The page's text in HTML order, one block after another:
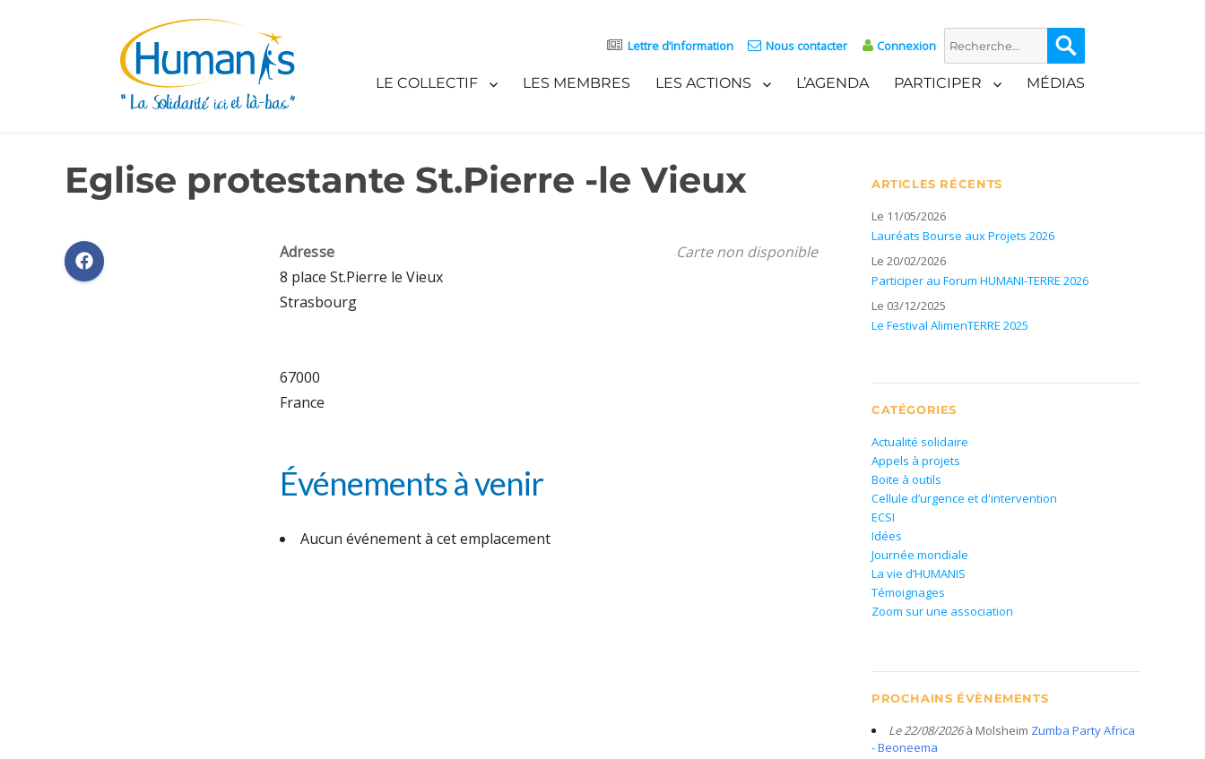
Lettre d’information Nous contacter Connexion
Recherche
pour :
LE COLLECTIF LES MEMBRES LES ACTIONS L’AGENDA PARTICIPER MÉDIAS
Eglise protestante St.Pierre -le Vieux
Carte non disponible
Adresse
8 place St.Pierre le Vieux
Strasbourg
67000
France
Événements à venir
Aucun événement à cet emplacement
ARTICLES RÉCENTS
Le 11/05/2026
Lauréats Bourse aux Projets 2026
Le 20/02/2026
Participer au Forum HUMANI-TERRE 2026
Le 03/12/2025
Le Festival AlimenTERRE 2025
CATÉGORIES
Actualité solidaire
Appels à projets
Boite à outils
Cellule d’urgence et d'intervention
ECSI
Idées
Journée mondiale
La vie d’HUMANIS
Témoignages
Zoom sur une association
PROCHAINS ÉVÈNEMENTS
Le 22/08/2026à Molsheim Zumba Party Africa
- Beoneema